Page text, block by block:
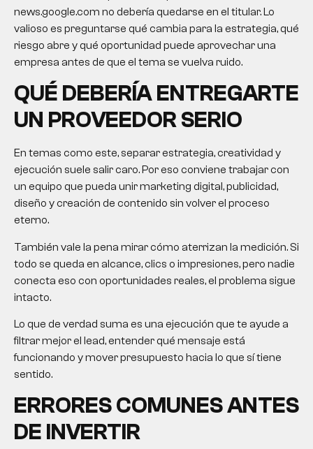
news.google.com no debería quedarse en el titular. Lo
valioso es preguntarse qué cambia para la estrategia, qué
riesgo abre y qué oportunidad puede aprovechar una
empresa antes de que el tema se vuelva ruido.
QUÉ DEBERÍA ENTREGARTE
UN PROVEEDOR SERIO
En temas como este, separar estrategia, creatividad y
ejecución suele salir caro. Por eso conviene trabajar con
un equipo que pueda unir marketing digital, publicidad,
diseño y creación de contenido sin volver el proceso
eterno.
También vale la pena mirar cómo aterrizan la medición. Si
todo se queda en alcance, clics o impresiones, pero nadie
conecta eso con oportunidades reales, el problema sigue
intacto.
Lo que de verdad suma es una ejecución que te ayude a
filtrar mejor el lead, entender qué mensaje está
funcionando y mover presupuesto hacia lo que sí tiene
sentido.
ERRORES COMUNES ANTES
DE INVERTIR